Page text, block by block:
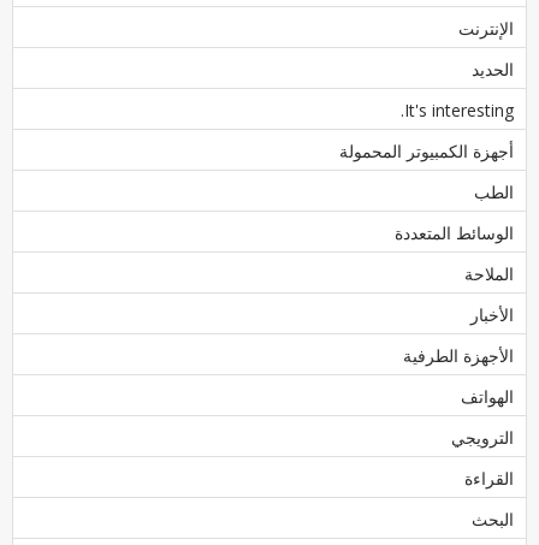
الإنترنت
الحديد
It's interesting.
أجهزة الكمبيوتر المحمولة
الطب
الوسائط المتعددة
الملاحة
الأخبار
الأجهزة الطرفية
الهواتف
الترويجي
القراءة
البحث